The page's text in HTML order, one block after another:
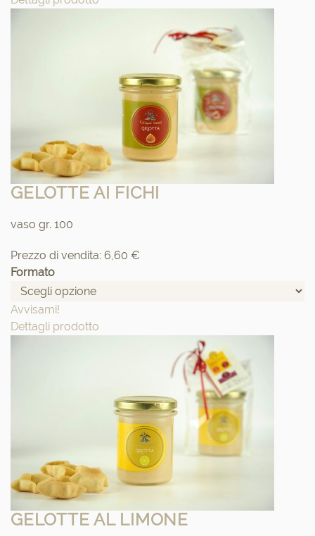
GELOTTE AI FICHI
vaso gr. 100
Prezzo di vendita: 6,60 €
Formato
Avvisami!
Dettagli prodotto
GELOTTE AL LIMONE